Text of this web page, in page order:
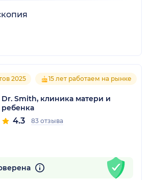
2025 15 лет работаем на рынке
Dr. Smith, клиника матери и
ребенка
4.3 83 отзыва